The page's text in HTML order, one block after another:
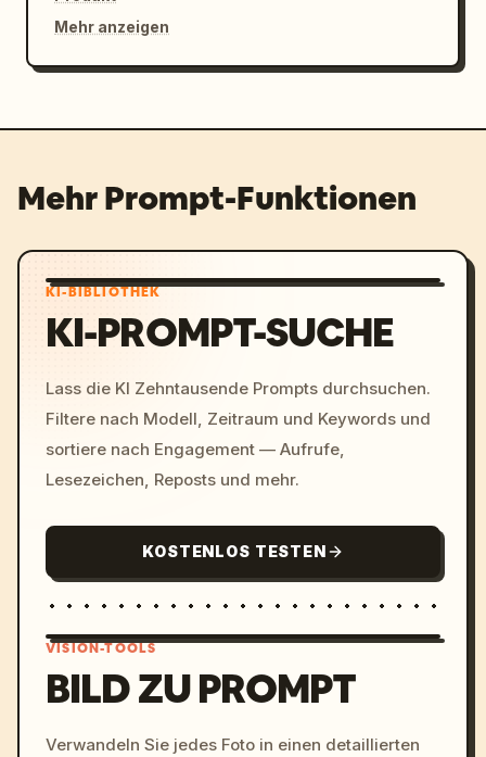
Mehr anzeigen
Mehr Prompt-Funktionen
KI-BIBLIOTHEK
KI-PROMPT-SUCHE
Lass die KI Zehntausende Prompts durchsuchen.
Filtere nach Modell, Zeitraum und Keywords und
sortiere nach Engagement — Aufrufe,
Lesezeichen, Reposts und mehr.
KOSTENLOS TESTEN
c, cyberpunk sunset, neon
VISION-TOOLS
BILD ZU PROMPT
Verwandeln Sie jedes Foto in einen detaillierten